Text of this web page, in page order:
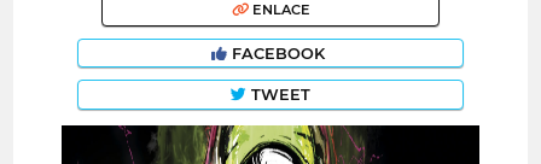
ENLACE
FACEBOOK
TWEET